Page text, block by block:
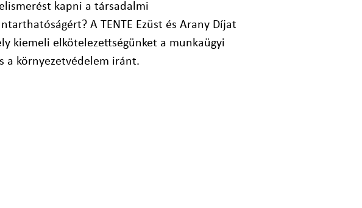
kapni a társadalmi
A TENTE Ezüst és Arany Díjat
kiemeli elkötelezettségünket a munkaügyi
a környezetvédelem iránt.